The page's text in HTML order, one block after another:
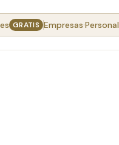
GRATIS Empresas·Personal